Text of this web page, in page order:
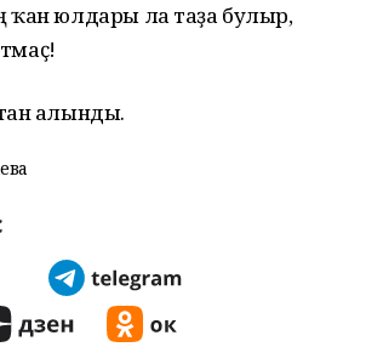
ҡан юлдары ла таҙа булыр,
алынды.